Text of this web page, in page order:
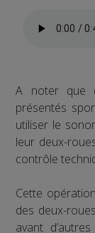
A noter que
présentés
utiliser le
leur deux-
contrôle
Cette
des deux-
avant